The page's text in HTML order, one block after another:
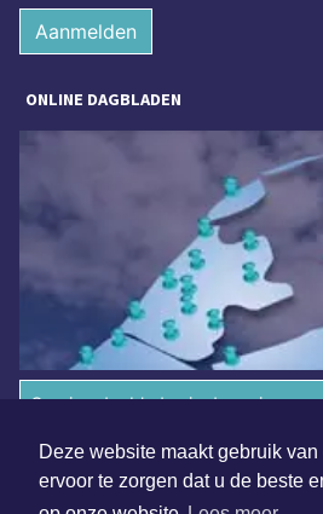
Deze website maakt gebruik
ervoor te zorgen dat u de beste
Aanmelden
ONLINE DAGBLADEN
Overige dagbladen in de regio
Algemene voorwaarden